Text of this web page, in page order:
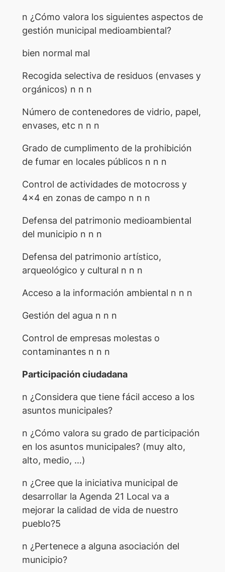
n ¿Cómo valora los siguientes aspectos de
gestión municipal medioambiental?
bien normal mal
Recogida selectiva de residuos (envases y
orgánicos) n n n
Número de contenedores de vidrio, papel,
envases, etc n n n
Grado de cumplimento de la prohibición
de fumar en locales públicos n n n
Control de actividades de motocross y
4×4 en zonas de campo n n n
Defensa del patrimonio medioambiental
del municipio n n n
Defensa del patrimonio artístico,
arqueológico y cultural n n n
Acceso a la información ambiental n n n
Gestión del agua n n n
Control de empresas molestas o
contaminantes n n n
Participación ciudadana
n ¿Considera que tiene fácil acceso a los
asuntos municipales?
n ¿Cómo valora su grado de participación
en los asuntos municipales? (muy alto,
alto, medio, …)
n ¿Cree que la iniciativa municipal de
desarrollar la Agenda 21 Local va a
mejorar la calidad de vida de nuestro
pueblo?5
n ¿Pertenece a alguna asociación del
municipio?